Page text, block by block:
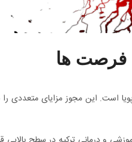
فرصت ها
است. این مجوز مزایای متعددی